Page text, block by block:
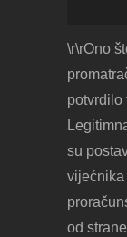
\r\rOno
potvrdilo
su
vijećnika
od